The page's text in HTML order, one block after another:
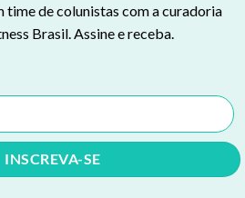
time de colunistas com a curadoria
Brasil. Assine e receba.